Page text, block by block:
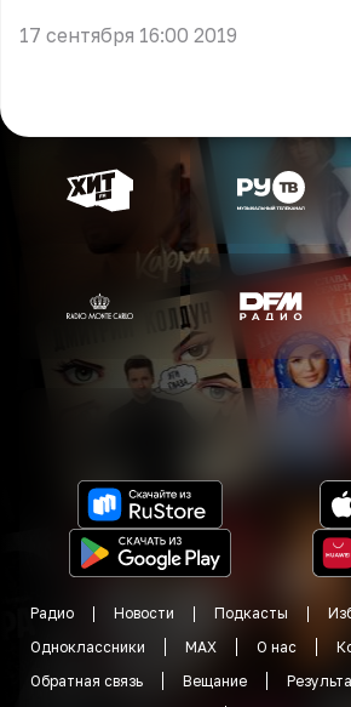
17 сентября 16:00 2019
Радио Новости Подкасты
Одноклассники
MAX О нас
Обратная связь
Вещание